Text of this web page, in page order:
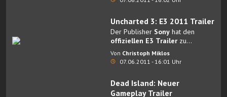
Uncharted 3: E3 2011 Trailer
Der Publisher Sony hat den
offiziellen E3 Trailer zu
Uncharted 3 veröffentlicht.
Von Christoph Miklos
07.06.2011 - 16:01 Uhr
Dead Island: Neuer
Gameplay Trailer